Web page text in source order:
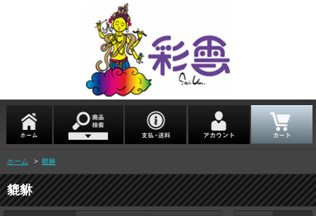
ホーム > 貔貅
貔貅